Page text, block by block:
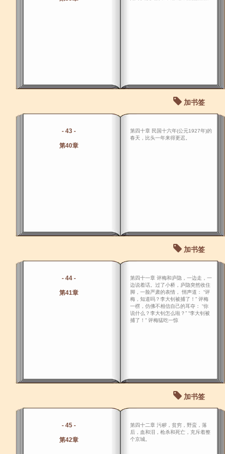
加书签
- 43 -
第40章
第四十章 民国十六年(公元1927年)的
春天，比头一年来得更迟。
加书签
- 44 -
第41章
第四十一章 评梅和庐隐，一边走，一
边说着话。过了小桥，庐隐突然收住
脚，一脸严肃的表情， 悄声道： “评
梅，知道吗？李大钊被捕了！” 评梅
一楞，仿佛不相信自己的耳夺： “你
说什么？李大钊怎么啦？” “李大钊被
捕了！” 评梅猛吃一惊
加书签
- 45 -
第42章
第四十二章 污秽，贫穷，野蛮，落
后，血和泪，枪杀和死亡，充斥着整
个京城。